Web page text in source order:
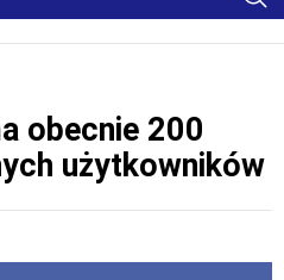
obecnie 200
użytkowników